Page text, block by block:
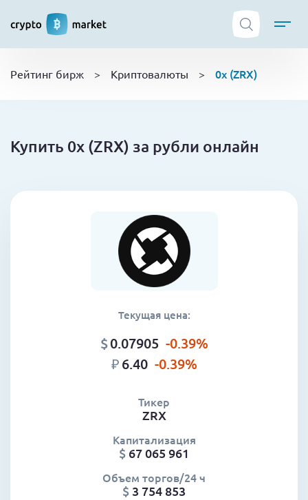
ТОП криптобирж
Криптовалюты
Кошельки
Рейтинг бирж > Криптовалюты > 0x (ZRX)
Купить 0x (ZRX) за рубли онлайн
Текущая цена:
$0.07905 -0.39%
₽6.40 -0.39%
Тикер
ZRX
Капитализация
$ 67 065 961
Объем торгов/24 ч
$ 3 754 853